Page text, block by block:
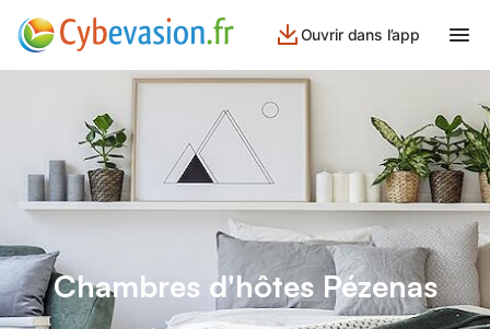
Ouvrir dans l’app
Chambres d'hôtes Pézenas